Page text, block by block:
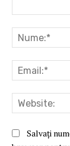
Salvați